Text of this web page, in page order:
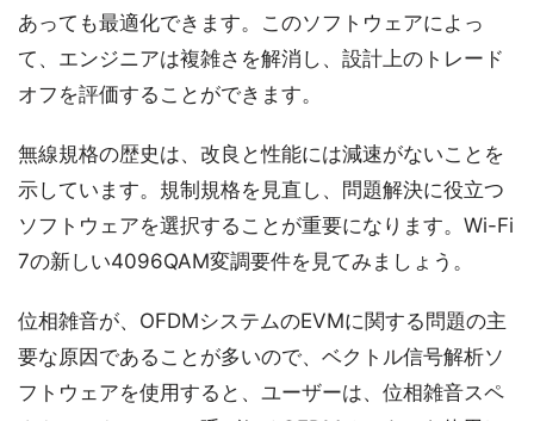
あっても最適化できます。このソフトウェアによっ
て、エンジニアは複雑さを解消し、設計上のトレード
オフを評価することができます。
無線規格の歴史は、改良と性能には減速がないことを
示しています。規制規格を見直し、問題解決に役立つ
ソフトウェアを選択することが重要になります。Wi-Fi
7の新しい4096QAM変調要件を見てみましょう。
位相雑音が、OFDMシステムのEVMに関する問題の主
要な原因であることが多いので、ベクトル信号解析ソ
フトウェアを使用すると、ユーザーは、位相雑音スペ